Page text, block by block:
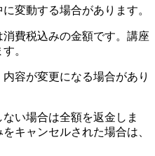
変動する場合があります。
費税込みの金額です。講座
。
容が変更になる場合があり
い場合は全額を返金しま
キャンセルされた場合は、